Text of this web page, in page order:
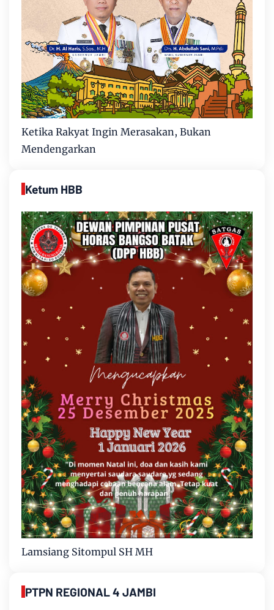
Ketika Rakyat Ingin Merasakan, Bukan
Mendengarkan
Ketum HBB
Lamsiang Sitompul SH MH
PTPN REGIONAL 4 JAMBI